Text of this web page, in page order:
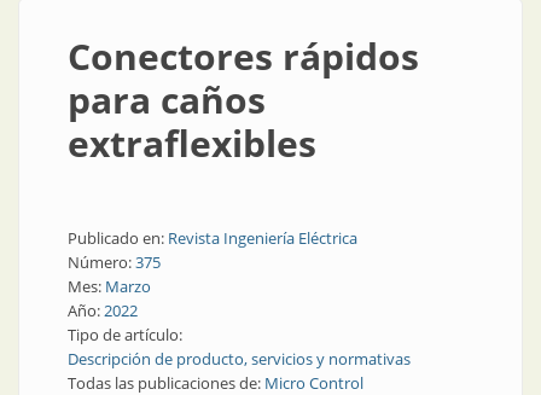
Conectores rápidos
para caños
extraflexibles
Publicado en: Revista Ingeniería Eléctrica
Número:375
Mes: Marzo
Año:2022
Tipo de artículo:
Descripción de producto, servicios y normativas
Todas las publicaciones de: Micro Control